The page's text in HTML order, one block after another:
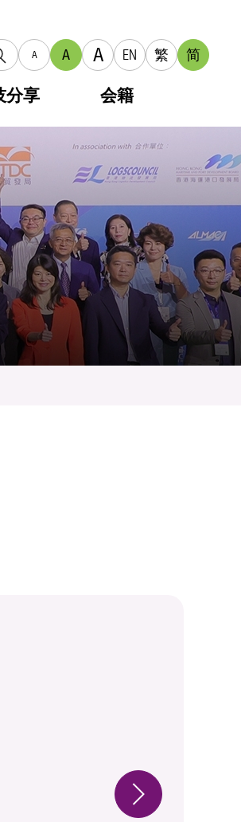
A A A EN 繁 简
分享 会籍